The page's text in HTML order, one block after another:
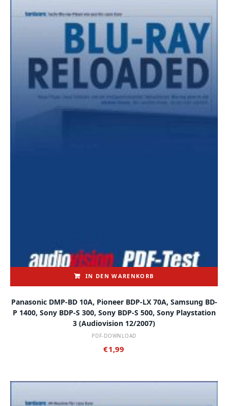
IN DEN WARENKORB
Panasonic DMP-BD 10A, Pioneer BDP-LX 70A, Samsung BD-
P 1400, Sony BDP-S 300, Sony BDP-S 500, Sony Playstation
3 (audiovision 12/2007)
PDF-DOWNLOAD
€1,99